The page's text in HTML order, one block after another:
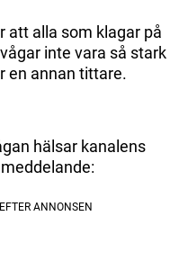
att alla som klagar på
inte vara så stark
en annan tittare.
hälsar kanalens